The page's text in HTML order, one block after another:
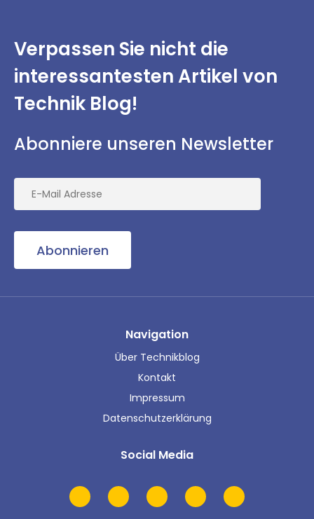
Verpassen Sie nicht die
interessantestenArtikel von
Technik Blog!
Abonniere unseren Newsletter
Abonnieren
Navigation
Über Technikblog
Kontakt
Impressum
Datenschutzerklärung
Social Media